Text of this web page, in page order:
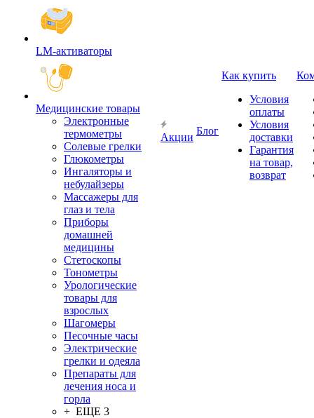
LM-активаторы
Медицинские товары
Электронные
термометры
Cолевые грелки
Глюкометры
Ингаляторы и
небулайзеры
Массажеры для
глаз и тела
Приборы
домашней
медицины
Стетоскопы
Тонометры
Урологические
товары для
взрослых
Шагомеры
Песочные часы
Электрические
грелки и одеяла
Препараты для
лечения носа и
горла
+ ЕЩЕ 3
Акции
Блог
Как купить
Условия
оплаты
Условия
доставки
Гарантия
на товар,
возврат